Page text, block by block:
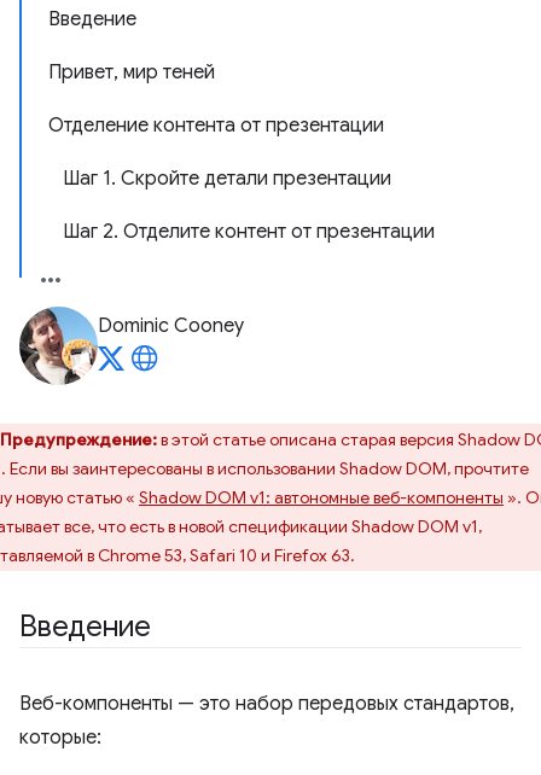
Введение
Привет, мир теней
Отделение контента от презентации
Шаг 1. Скройте детали презентации
Шаг 2. Отделите контент от презентации
Dominic Cooney
Предупреждение:в этой статье описана старая версия Shadow
Если вы заинтересованы в использовании Shadow DOM, прочтите
новую статью « Shadow DOM v1: автономные веб-компоненты ».
все, что есть в новой спецификации Shadow DOM v1,
в Chrome 53, Safari 10 и Firefox 63.
Введение
Веб-компоненты — это набор передовых стандартов,
которые: